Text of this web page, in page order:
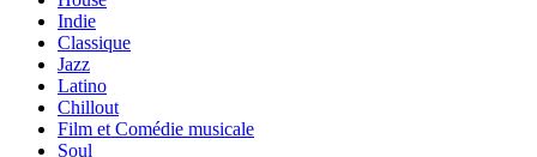
Indie
Classique
Jazz
Latino
Chillout
Film et Comédie musicale
Soul